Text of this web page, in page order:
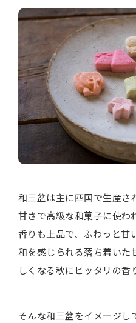
和三盆は主に四国で生産さ
甘さで高級な和菓子に使わ
香りも上品で、ふわっと甘
和を感じられる落ち着いた
しくなる秋にピッタリの香
そんな和三盆をイメージし